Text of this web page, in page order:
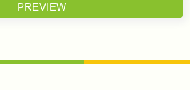
PREVIEW